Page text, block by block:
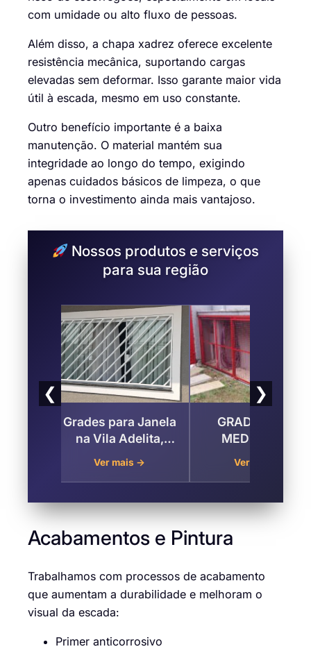
com umidade ou alto fluxo de pessoas.
Além disso, a chapa xadrez oferece excelente
resistência mecânica, suportando cargas
elevadas sem deformar. Isso garante maior vida
útil à escada, mesmo em uso constante.
Outro benefício importante é a baixa
manutenção. O material mantém sua
integridade ao longo do tempo, exigindo
apenas cuidados básicos de limpeza, o que
torna o investimento ainda mais vantajoso.
Nossos produtos e serviços
para sua região
❮
GRADES PARA
MEDIDOR DE
ÁGUA, LUZ E GÁS
Ver mais →
Escada Caracol de
Ferro na Vila
Ver mais →
❯
Acabamentos e Pintura
Trabalhamos com processos de acabamento
que aumentam a durabilidade e melhoram o
visual da escada:
Primer anticorrosivo